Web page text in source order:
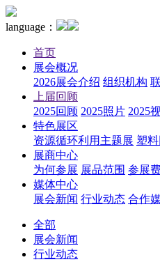
language：
首页
展会概况
2026展会介绍 组织机构
上届回顾
2025回顾 2025照片 2025
特色展区
资源循环利用主题展 塑
展商中心
为何参展 展品范围 参展
媒体中心
展会新闻 行业动态 合作
全部
展会新闻
行业动态